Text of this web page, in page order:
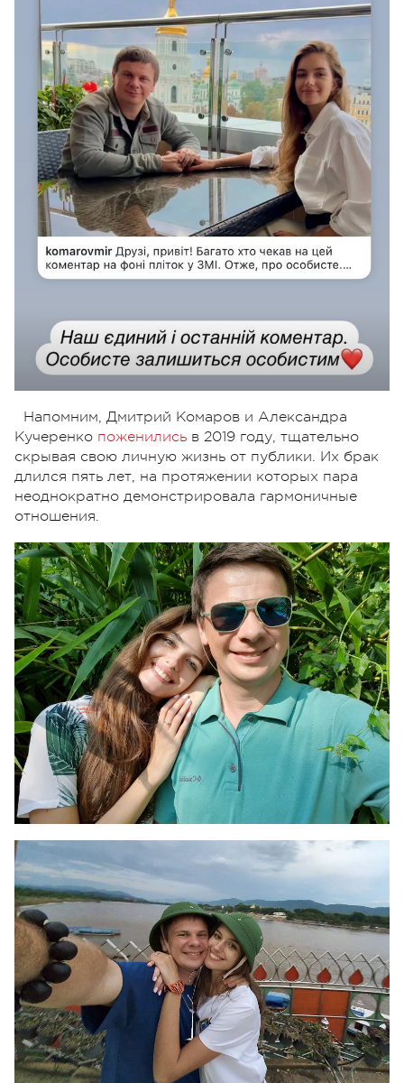
Напомним, Дмитрий Комаров и Александра
Кучеренко поженились в 2019 году, тщательно
скрывая свою личную жизнь от публики. Их брак
длился пять лет, на протяжении которых пара
неоднократно демонстрировала гармоничные
отношения.